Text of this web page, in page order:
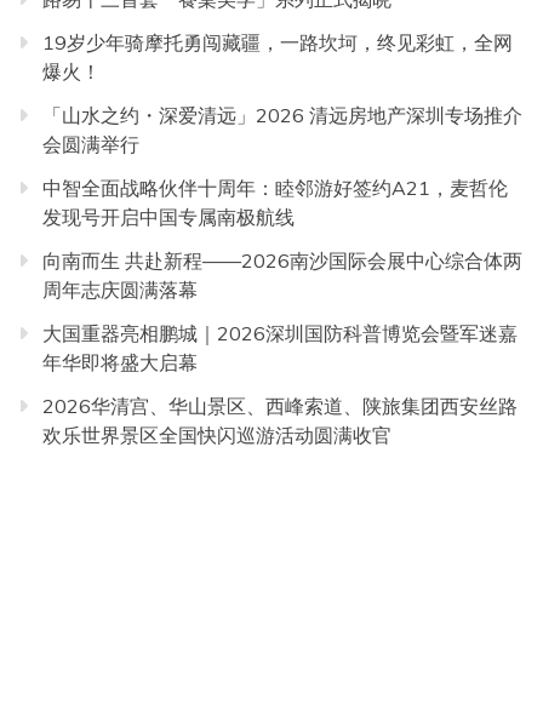
19岁少年骑摩托勇闯藏疆，一路坎坷，终见彩虹，全网
爆火！
「山水之约・深爱清远」2026 清远房地产深圳专场推介
会圆满举行
中智全面战略伙伴十周年：睦邻游好签约A21，麦哲伦
发现号开启中国专属南极航线
向南而生 共赴新程——2026南沙国际会展中心综合体两
周年志庆圆满落幕
大国重器亮相鹏城｜2026深圳国防科普博览会暨军迷嘉
年华即将盛大启幕
2026华清宫、华山景区、西峰索道、陕旅集团西安丝路
欢乐世界景区全国快闪巡游活动圆满收官